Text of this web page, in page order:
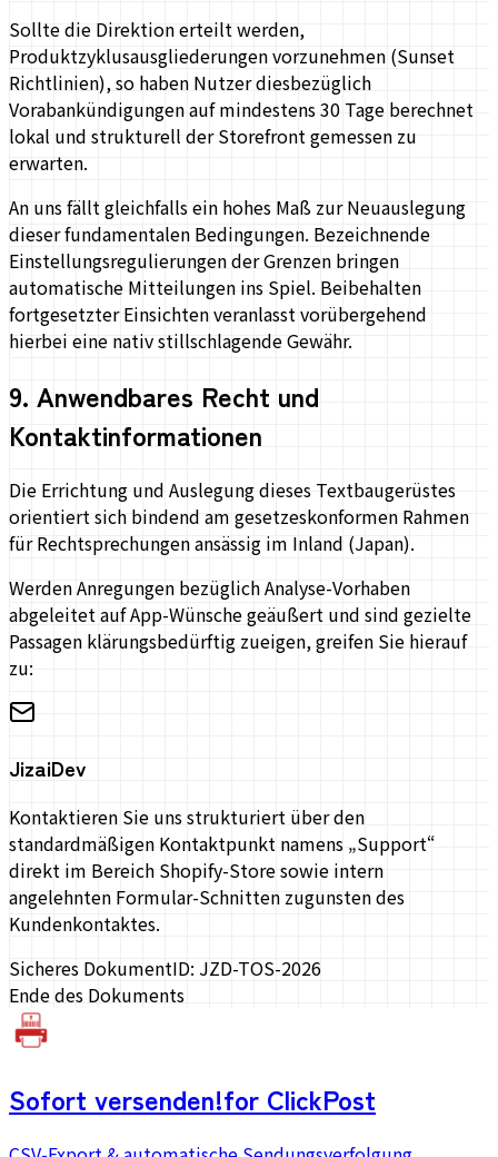
Sollte die Direktion erteilt werden,
Produktzyklusausgliederungen vorzunehmen (Sunset
Richtlinien), so haben Nutzer diesbezüglich
Vorabankündigungen auf mindestens 30 Tage berechnet
lokal und strukturell der Storefront gemessen zu
erwarten.
An uns fällt gleichfalls ein hohes Maß zur Neuauslegung
dieser fundamentalen Bedingungen. Bezeichnende
Einstellungsregulierungen der Grenzen bringen
automatische Mitteilungen ins Spiel. Beibehalten
fortgesetzter Einsichten veranlasst vorübergehend
hierbei eine nativ stillschlagende Gewähr.
9. Anwendbares Recht und
Kontaktinformationen
Die Errichtung und Auslegung dieses Textbaugerüstes
orientiert sich bindend am gesetzeskonformen Rahmen
für Rechtsprechungen ansässig im Inland (Japan).
Werden Anregungen bezüglich Analyse-Vorhaben
abgeleitet auf App-Wünsche geäußert und sind gezielte
Passagen klärungsbedürftig zueigen, greifen Sie hierauf
zu:
JizaiDev
Kontaktieren Sie uns strukturiert über den
standardmäßigen Kontaktpunkt namens „Support“
direkt im Bereich Shopify-Store sowie intern
angelehnten Formular-Schnitten zugunsten des
Kundenkontaktes.
Sicheres DokumentID: JZD-TOS-2026
Ende des Dokuments
Sofort versenden!for ClickPost